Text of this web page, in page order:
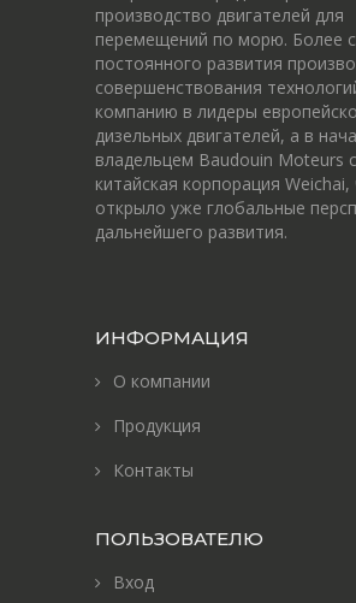
производство двигателей для
перемещений по морю. Более
постоянного развития
совершенствования
компанию в лидеры
дизельных двигателей, а в
владельцем Baudouin Moteurs
китайская корпорация Weichai,
открыло уже глобальные
дальнейшего развития.
ИНФОРМАЦИЯ
О компании
Продукция
Контакты
ПОЛЬЗОВАТЕЛЮ
Вход